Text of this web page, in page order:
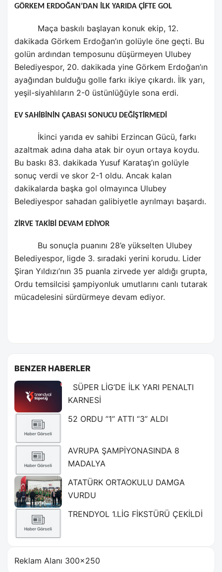
GÖRKEM ERDOĞAN’DAN İLK YARIDA ÇİFTE GOL
Maça baskılı başlayan konuk ekip, 12.
dakikada Görkem Erdoğan’ın golüyle öne geçti. Bu
golün ardından temposunu düşürmeyen Ulubey
Belediyespor, 20. dakikada yine Görkem Erdoğan’ın
ayağından bulduğu golle farkı ikiye çıkardı. İlk yarı,
yeşil-siyahlıların 2-0 üstünlüğüyle sona erdi.
EV SAHİBİNİN ÇABASI SONUCU DEĞİŞTİRMEDİ
İkinci yarıda ev sahibi Erzincan Gücü, farkı
azaltmak adına daha atak bir oyun ortaya koydu.
Bu baskı 83. dakikada Yusuf Karataş’ın golüyle
sonuç verdi ve skor 2-1 oldu. Ancak kalan
dakikalarda başka gol olmayınca Ulubey
Belediyespor sahadan galibiyetle ayrılmayı başardı.
ZİRVE TAKİBİ DEVAM EDİYOR
Bu sonuçla puanını 28’e yükselten Ulubey
Belediyespor, ligde 3. sıradaki yerini korudu. Lider
Şiran Yıldızı’nın 35 puanla zirvede yer aldığı grupta,
Ordu temsilcisi şampiyonluk umutlarını canlı tutarak
mücadelesini sürdürmeye devam ediyor.
BENZER HABERLER
SÜPER LİG’DE İLK YARI PENALTI
KARNESİ
52 ORDU ”1” ATTI “3” ALDI
AVRUPA ŞAMPİYONASINDA 8
MADALYA
ATATÜRK ORTAOKULU DAMGA
VURDU
TRENDYOL 1.LİG FİKSTÜRÜ ÇEKİLDİ
Reklam Alanı 300×250